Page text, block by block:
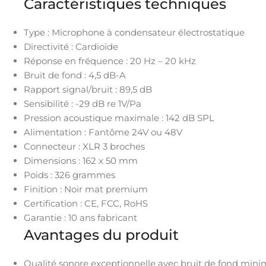
Caractéristiques techniques
Type : Microphone à condensateur électrostatique
Directivité : Cardioïde
Réponse en fréquence : 20 Hz – 20 kHz
Bruit de fond : 4,5 dB-A
Rapport signal/bruit : 89,5 dB
Sensibilité : -29 dB re 1V/Pa
Pression acoustique maximale : 142 dB SPL
Alimentation : Fantôme 24V ou 48V
Connecteur : XLR 3 broches
Dimensions : 162 x 50 mm
Poids : 326 grammes
Finition : Noir mat premium
Certification : CE, FCC, RoHS
Garantie : 10 ans fabricant
Avantages du produit
Qualité sonore exceptionnelle avec bruit de fond